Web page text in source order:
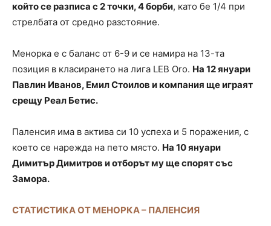
който се разписа с 2 точки, 4 борби, като бе 1/4 при
стрелбата от средно разстояние.
Менорка е с баланс от 6-9 и се намира на 13-та
позиция в класирането на лига LEB Oro. На 12 януари
Павлин Иванов, Емил Стоилов и компания ще играят
срещу Реал Бетис.
Паленсия има в актива си 10 успеха и 5 поражения, с
което се нарежда на пето място. На 10 януари
Димитър Димитров и отборът му ще спорят със
Замора.
СТАТИСТИКА ОТ МЕНОРКА – ПАЛЕНСИЯ